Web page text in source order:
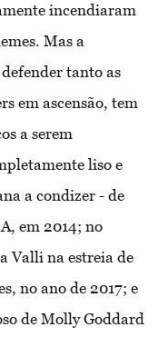
incendiaram
Mas a
tanto as
em ascensão, tem
a serem
liso e
a condizer - de
em 2014; no
Valli na estreia de
no ano de 2017; e
de Molly Goddard